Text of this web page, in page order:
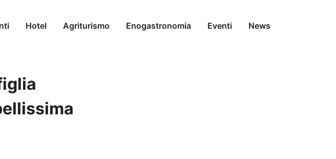
Hotel Agriturismo Enogastronomia Eventi News